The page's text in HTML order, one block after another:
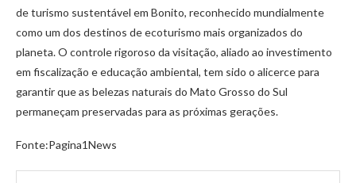
de turismo sustentável em Bonito, reconhecido mundialmente
como um dos destinos de ecoturismo mais organizados do
planeta. O controle rigoroso da visitação, aliado ao investimento
em fiscalização e educação ambiental, tem sido o alicerce para
garantir que as belezas naturais do Mato Grosso do Sul
permaneçam preservadas para as próximas gerações.
Fonte:Pagina1News